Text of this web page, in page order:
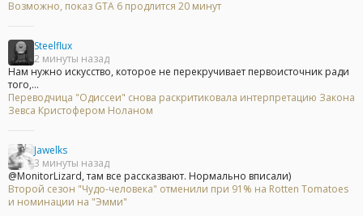
Возможно, показ GTA 6 продлится 20 минут
Steelflux
2 минуты назад
Нам нужно искусство, которое не перекручивает первоисточник ради
того,...
Переводчица "Одиссеи" снова раскритиковала интерпретацию Закона
Зевса Кристофером Ноланом
Jawelks
3 минуты назад
@MonitorLizard, там все рассказвают. Нормально вписали)
Второй сезон "Чудо-человека" отменили при 91% на Rotten Tomatoes
и номинации на "Эмми"